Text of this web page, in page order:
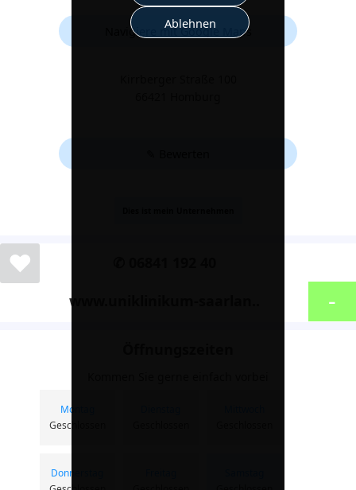
Ablehnen
Navigiere mit Google Maps
❤
www.uniklinikum-saarlan..
-
Montag
Geschlossen
Donnerstag